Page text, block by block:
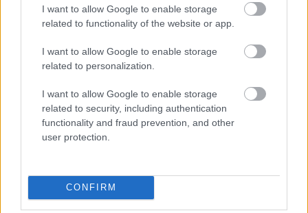
I want to allow Google to enable storage
related to functionality of the website or app.
I want to allow Google to enable storage
related to personalization.
I want to allow Google to enable storage
related to security, including authentication
functionality and fraud prevention, and other
user protection.
CONFIRM
mindenhol